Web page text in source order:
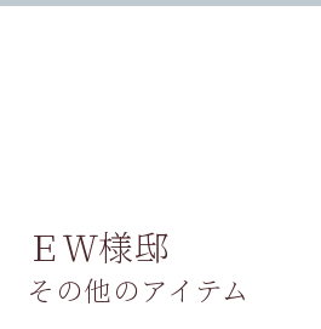
ＥＷ様邸
その他のアイテム